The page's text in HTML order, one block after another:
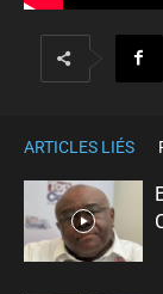
ARTICLES LIÉS